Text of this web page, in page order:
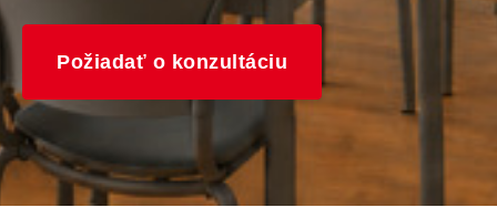
Požiadať o konzultáciu